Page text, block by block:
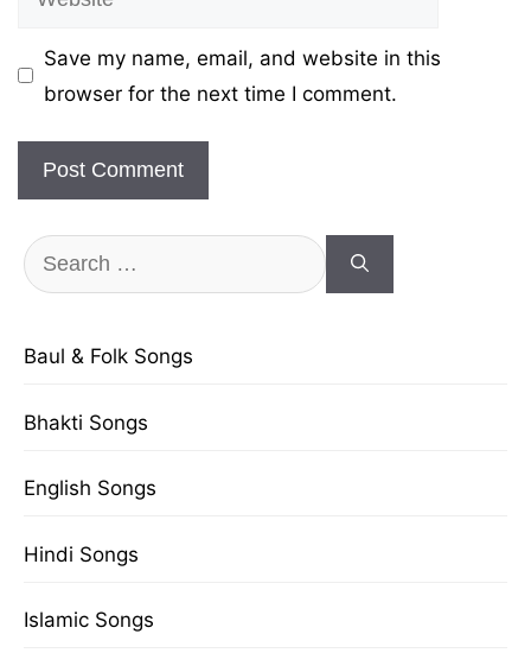
Save my name, email, and website in this
browser for the next time I comment.
Search
for:
Baul & Folk Songs
Bhakti Songs
English Songs
Hindi Songs
Islamic Songs